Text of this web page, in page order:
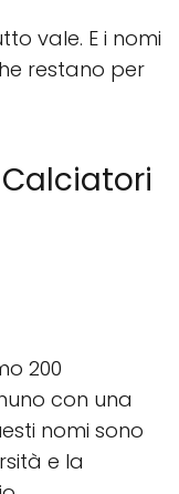
vale. E i nomi
restano per
200
con una
nomi sono
e la